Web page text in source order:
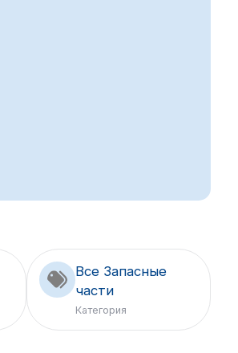
Все Запасные
части
Категория